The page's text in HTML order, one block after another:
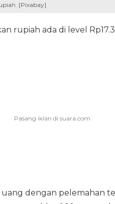
[Pixabay]
rupiah ada di level
dengan pelemahan